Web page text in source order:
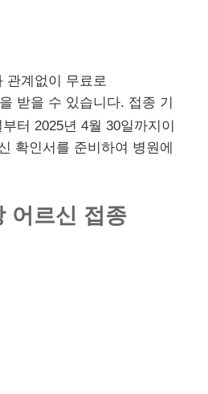
관계없이 무료로
을 받을 수 있습니다. 접종 기
터 2025년 4월 30일까지이
확인서를 준비하여 병원에
어르신 접종